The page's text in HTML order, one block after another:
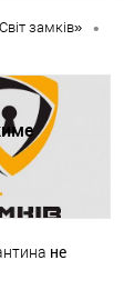
замків» •
не